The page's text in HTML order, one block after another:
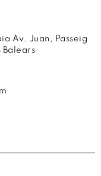
Av. Juan, Passeig
Balears